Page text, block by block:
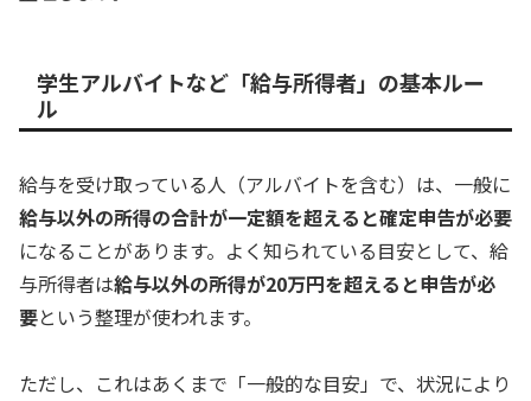
学生アルバイトなど「給与所得者」の基本ルー
ル
給与を受け取っている人（アルバイトを含む）は、一般に
給与以外の所得の合計が一定額を超えると確定申告が必要
になることがあります。よく知られている目安として、給
与所得者は給与以外の所得が20万円を超えると申告が必
要という整理が使われます。
ただし、これはあくまで「一般的な目安」で、状況により